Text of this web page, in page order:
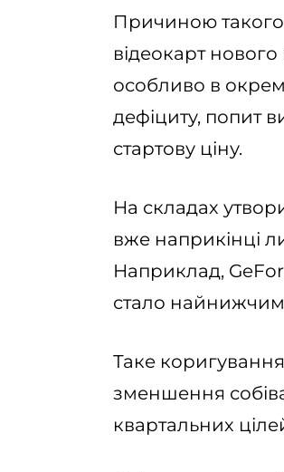
Причиною такого
відеокарт
особливо в
дефіциту, попит
стартову ціну.
На складах
вже наприкінці
Наприклад,
стало найнижчим
Таке
зменшення
квартальних